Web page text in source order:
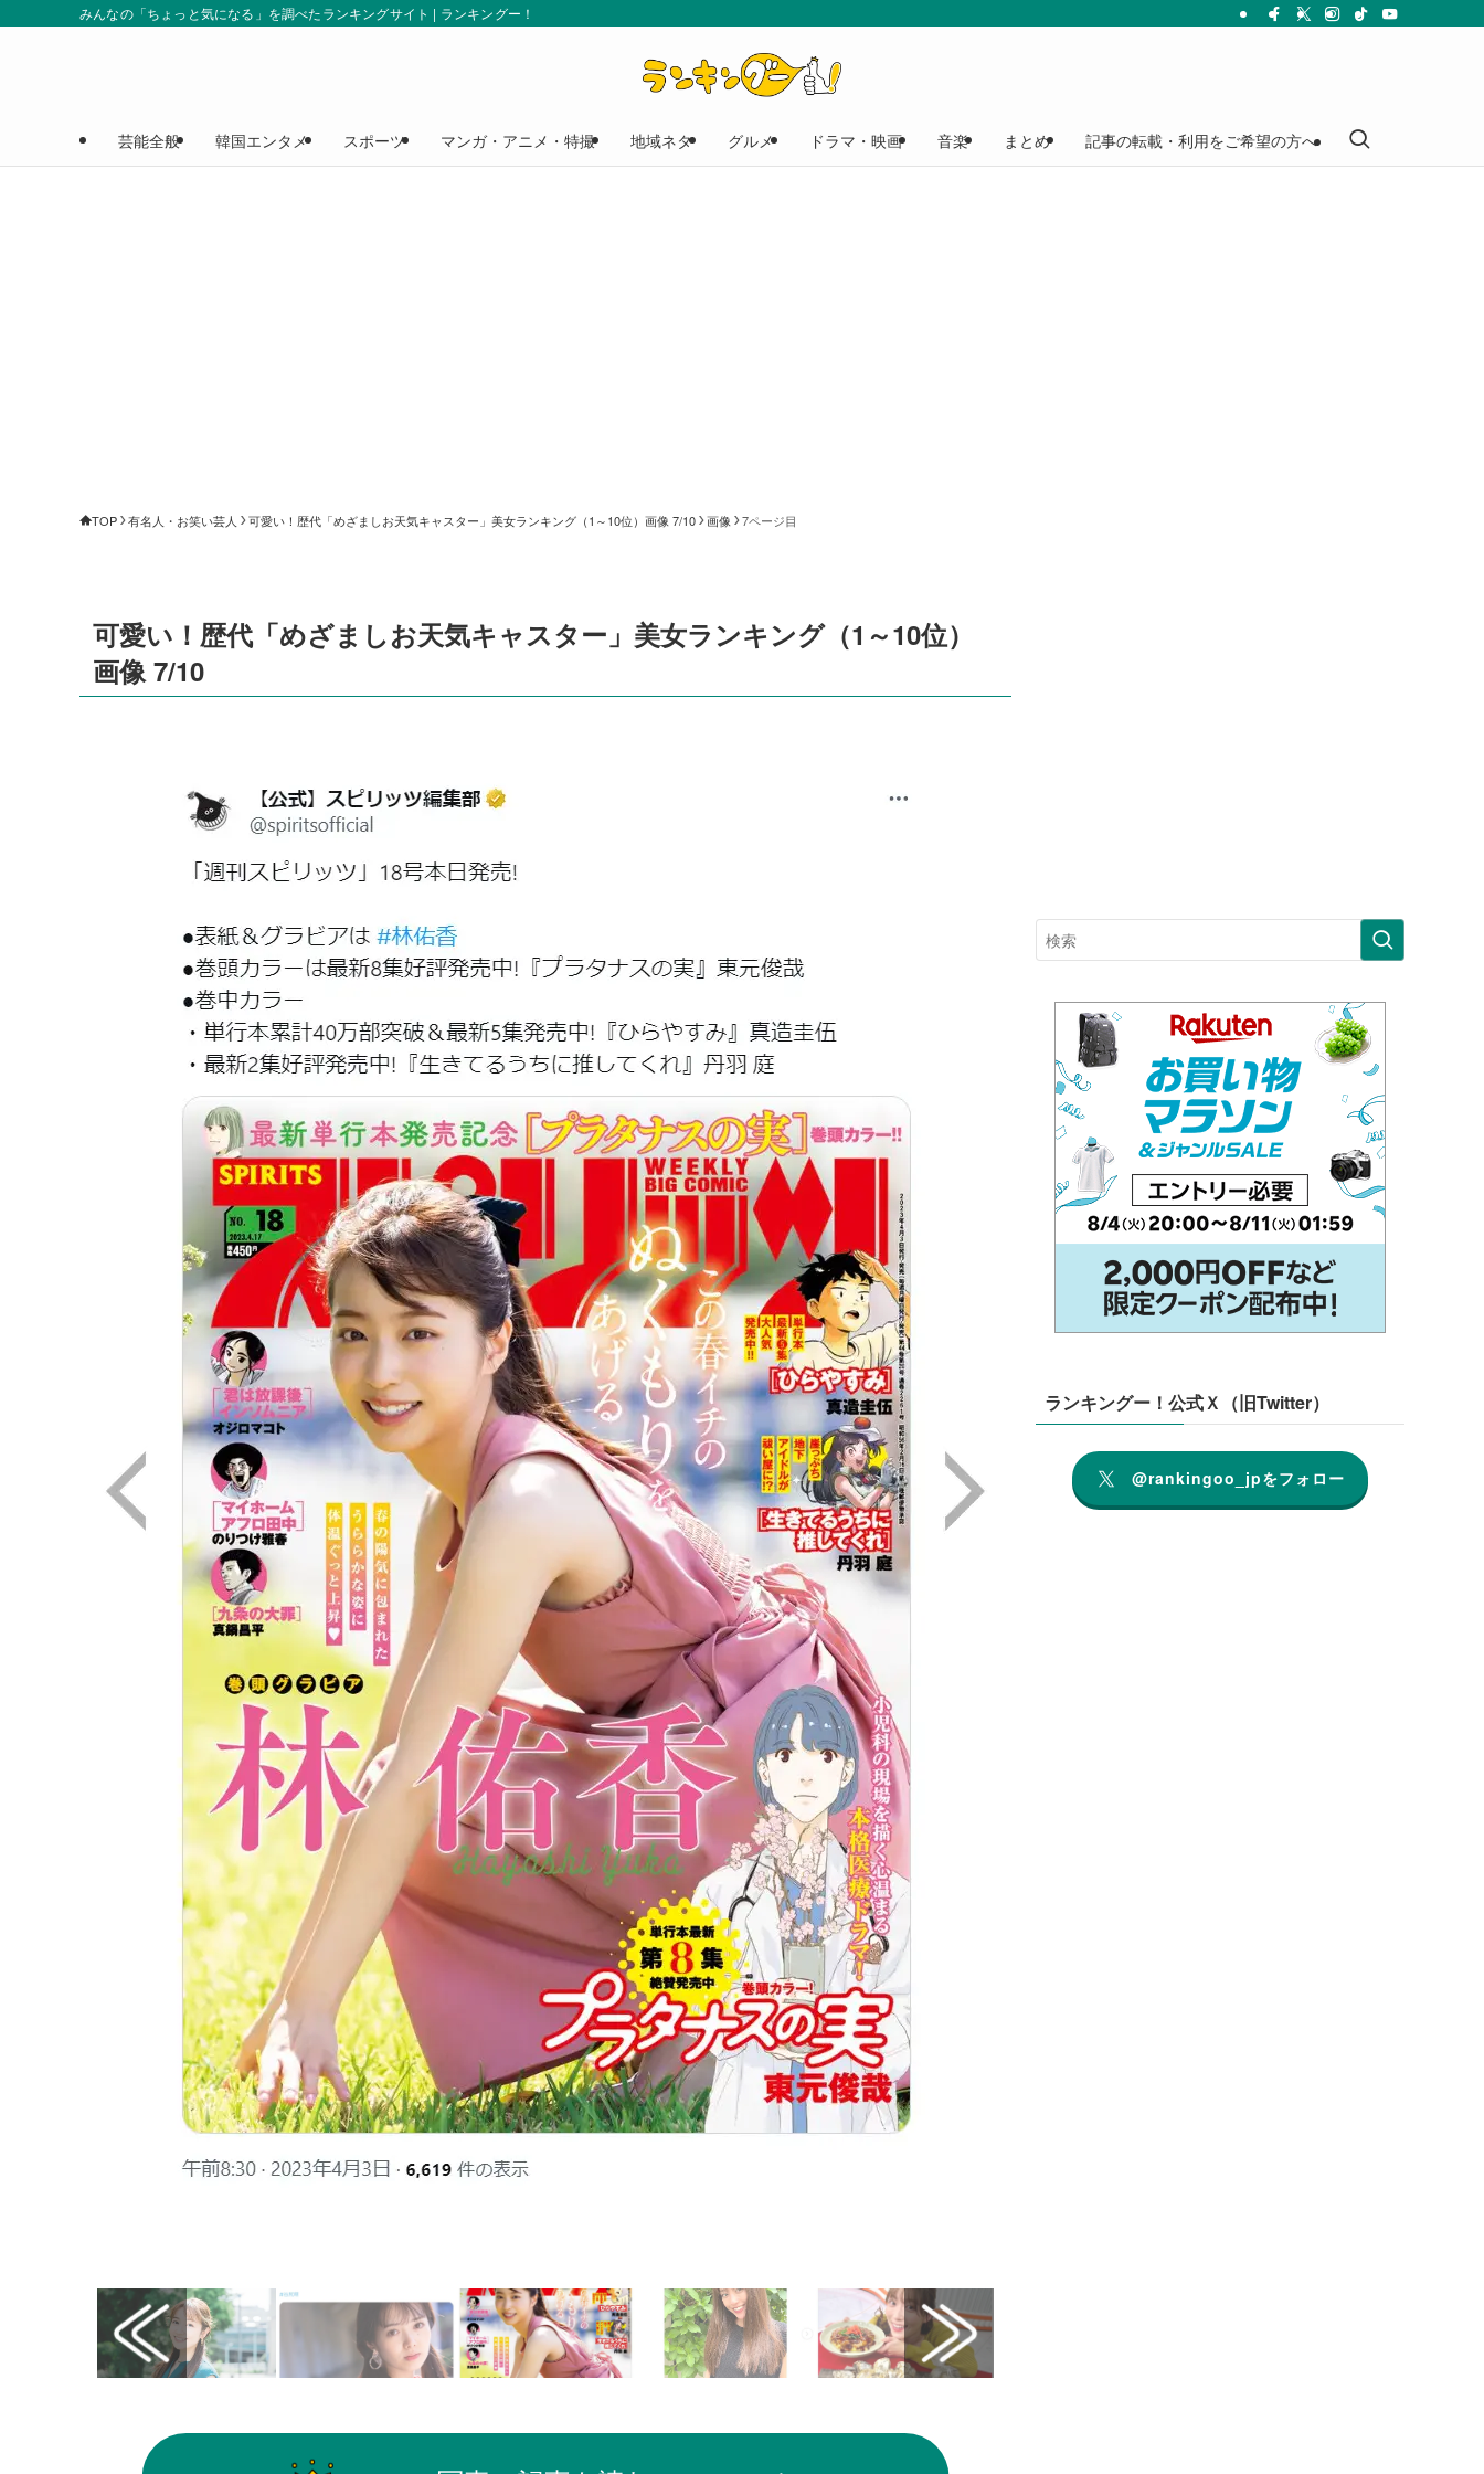
みんなの「ちょっと気になる」を調べたランキングサイト | ランキングー！
芸能全般 韓国エンタメ スポーツ マンガ・アニメ・特撮 地域ネタ グルメ ドラマ・映画 音楽 まとめ 記事の転載・利用をご希望の方へ
TOP 有名人・お笑い芸人 可愛い！歴代「めざましお天気キャスター」美女ランキング（1～10位）画像 7/10 画像 7ページ目
可愛い！歴代「めざましお天気キャスター」美女ランキング（1～10位）
画像 7/10
ランキングー！公式Ｘ（旧Twitter）
@rankingoo_jpをフォロー